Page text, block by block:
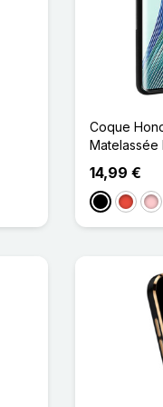
Coque
Matelassée
14,99 €
NoirRouge